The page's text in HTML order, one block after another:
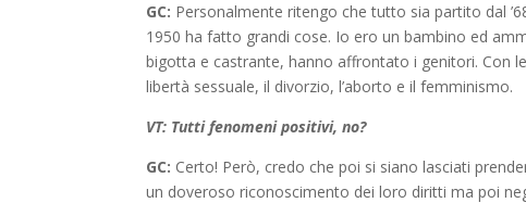
GC: Personalmente ritengo che tutto sia partito dal
1950 ha fatto grandi cose. Io ero un bambino ed
bigotta e castrante, hanno affrontato i genitori. Con
libertà sessuale, il divorzio, l’aborto e il femminismo.
VT: Tutti fenomeni positivi, no?
GC: Certo! Però, credo che poi si siano lasciati
un doveroso riconoscimento dei loro diritti ma poi